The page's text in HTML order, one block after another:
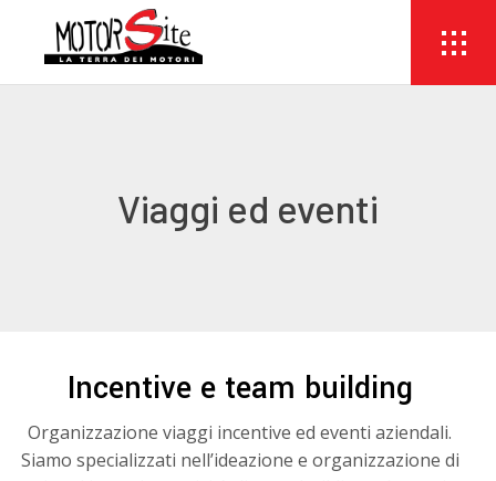
Viaggi ed eventi
Incentive e team building
Organizzazione viaggi incentive ed eventi aziendali.
Siamo specializzati nell’ideazione e organizzazione di